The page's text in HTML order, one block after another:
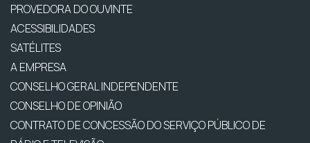
PROVEDORA DO OUVINTE
ACESSIBILIDADES
SATÉLITES
A EMPRESA
CONSELHO GERAL INDEPENDENTE
CONSELHO DE OPINIÃO
CONTRATO DE CONCESSÃO DO SERVIÇO PÚBLICO DE